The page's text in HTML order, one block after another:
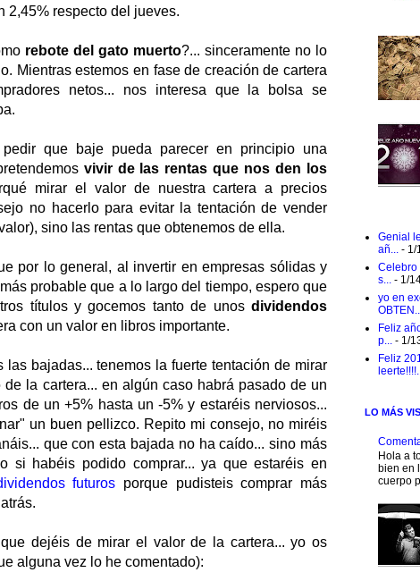
2,45% respecto del jueves.
rebote del gato muerto?... sinceramente no lo
Mientras estemos en fase de creación de cartera
netos... nos interesa que la bolsa se
que baje pueda parecer en principio una
vivir de las rentas que nos den los
mirar el valor de nuestra cartera a precios
no hacerlo para evitar la tentación de vender
sino las rentas que obtenemos de ella.
por lo general, al invertir en empresas sólidas y
probable que a lo largo del tiempo, espero que
títulos y gocemos tanto de unos dividendos
con un valor en libros importante.
las bajadas... tenemos la fuerte tentación de mirar
la cartera... en algún caso habrá pasado de un
de un +5% hasta un -5% y estaréis nerviosos...
un buen pellizco. Repito mi consejo, no miréis
que con esta bajada no ha caído... sino más
si habéis podido comprar... ya que estaréis en
futuros porque pudisteis comprar más
dejéis de mirar el valor de la cartera... yo os
alguna vez lo he comentado):
Genial
añ... - 1/
Celebro
s... - 1/
yo en
Feliz
p... - 1/
Feliz
LO MÁS
Hola a
bien en
cuerpo